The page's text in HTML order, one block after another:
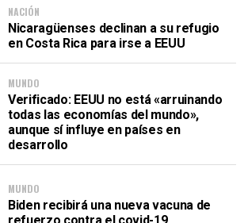
NACIÓN
Nicaragüenses declinan a su refugio
en Costa Rica para irse a EEUU
MUNDO
Verificado: EEUU no está «arruinando
todas las economías del mundo»,
aunque sí influye en países en
desarrollo
MUNDO
Biden recibirá una nueva vacuna de